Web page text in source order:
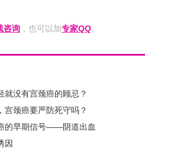
咨询 ，也可以加专家QQ。
就没有宫颈癌的顾忌？
宫颈癌要严防死守吗？
的早期信号——阴道出血
因